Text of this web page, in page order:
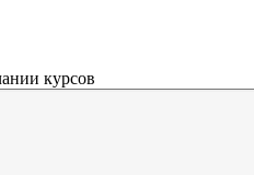
курсов